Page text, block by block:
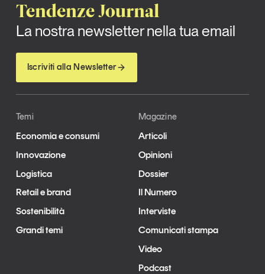
Tendenze Journal
La nostra newsletter nella tua email
Iscriviti alla Newsletter
Temi
Economia e consumi
Innovazione
Logistica
Retail e brand
Sostenibilità
Grandi temi
Magazine
Articoli
Opinioni
Dossier
Il Numero
Interviste
Comunicati stampa
Video
Podcast